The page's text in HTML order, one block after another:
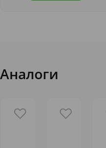
Аналоги